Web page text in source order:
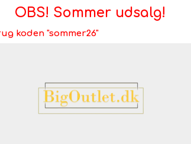
OBS! Sommer udsalg!
koden "sommer26"